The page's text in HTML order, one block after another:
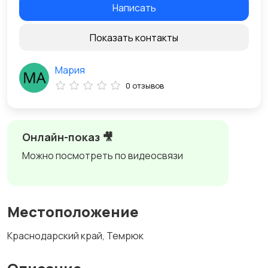
Онлайн-показ 🎥
Можно посмотреть по видеосвязи
Местоположение
Краснодарский край, Темрюк
Написать
Показать контакты
Мария
0 отзывов